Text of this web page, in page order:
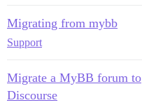
Migrating from mybb
Support
Migrate a MyBB forum to
Discourse